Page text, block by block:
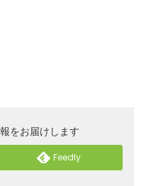
をお届けします
Feedly